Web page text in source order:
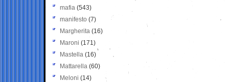
mafia (543)
manifesto (7)
Margherita (16)
Maroni (171)
Mastella (16)
Mattarella (60)
Meloni (14)